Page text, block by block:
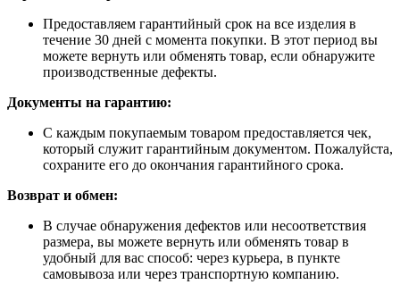
Предоставляем гарантийный срок на все изделия в
течение 30 дней с момента покупки. В этот период вы
можете вернуть или обменять товар, если обнаружите
производственные дефекты.
Документы на гарантию:
С каждым покупаемым товаром предоставляется чек,
который служит гарантийным документом. Пожалуйста,
сохраните его до окончания гарантийного срока.
Возврат и обмен:
В случае обнаружения дефектов или несоответствия
размера, вы можете вернуть или обменять товар в
удобный для вас способ: через курьера, в пункте
самовывоза или через транспортную компанию.